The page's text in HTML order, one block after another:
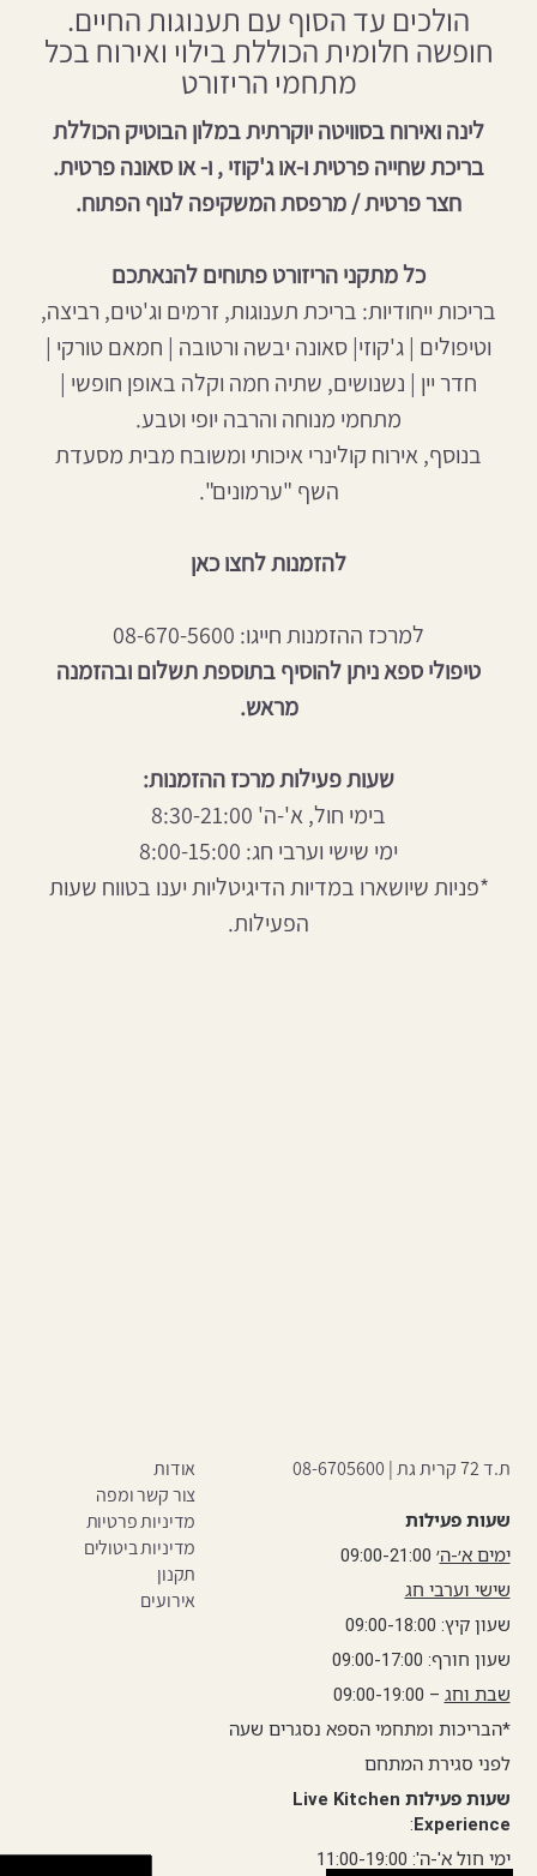
הולכים עד הסוף עם תענוגות החיים.
חופשה חלומית הכוללת בילוי ואירוח בכל
מתחמי הריזורט
לינה ואירוח בסוויטה יוקרתית במלון הבוטיק הכוללת
בריכת שחייה פרטית ו-או ג'קוזי , ו- או סאונה פרטית.
חצר פרטית / מרפסת המשקיפה לנוף הפתוח.
כל מתקני הריזורט פתוחים להנאתכם
בריכות ייחודיות: בריכת תענוגות, זרמים וג'טים, רביצה,
וטיפולים | ג'קוזי| סאונה יבשה ורטובה | חמאם טורקי |
חדר יין | נשנושים, שתיה חמה וקלה באופן חופשי |
מתחמי מנוחה והרבה יופי וטבע.
בנוסף, אירוח קולינרי איכותי ומשובח מבית מסעדת
השף "ערמונים".
להזמנות לחצו כאן
למרכז ההזמנות חייגו: 08-670-5600
טיפולי ספא ניתן להוסיף בתוספת תשלום ובהזמנה
מראש.
שעות פעילות מרכז ההזמנות:
בימי חול, א'-ה' 8:30-21:00
ימי שישי וערבי חג: 8:00-15:00
*פניות שיושארו במדיות הדיגיטליות יענו בטווח שעות
הפעילות.
ת.ד 72 קרית גת |
שעות פעילות
ימים א׳-ה׳ 09:00-21:00
שישי וערבי חג
שעון קיץ: 09:00-18:00
שעון חורף: 09:00-17:00
שבת וחג – 09:00-19:00
*הבריכות ומתחמי הספא נסגרים שעה
לפני סגירת המתחם
שעות פעילות Live Kitchen
Experience
:
ימי חול א'-ה': 11:00-19:00
אודות
צור קשר ומפה
מדיניות פרטיות
מדיניות ביטולים
תקנון
אירועים